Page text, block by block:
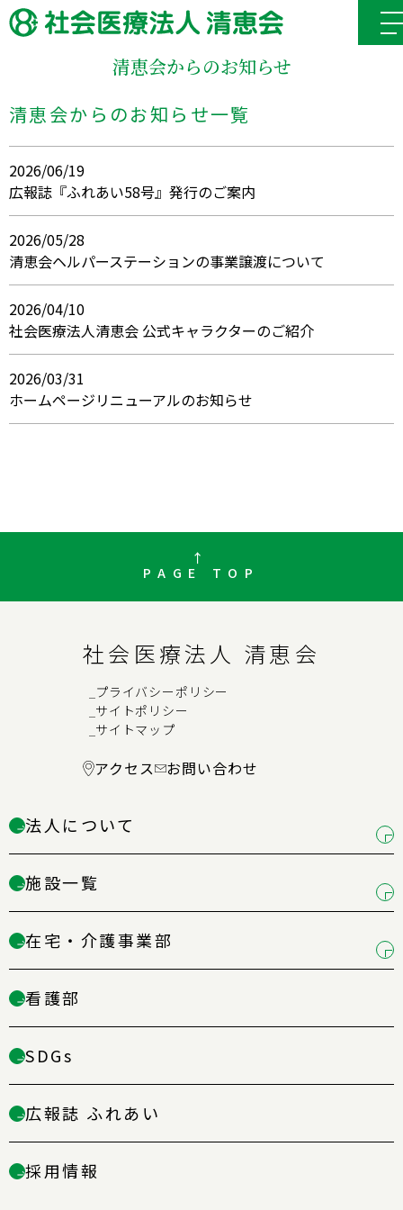
清恵会からのお知らせ
清恵会からのお知らせ一覧
広報誌『ふれあい58号』発行のご案内
2026/06/19
清恵会ヘルパーステーションの事業譲渡について
2026/05/28
社会医療法人清恵会 公式キャラクターのご紹介
2026/04/10
ホームページリニューアルのお知らせ
2026/03/31
PAGE TOP
社会医療法人 清恵会
→
プライバシーポリシー
→
サイトポリシー
→
サイトマップ
アクセス お問い合わせ
→
法人について
→
施設一覧
→
在宅・介護事業部
→
看護部
→
SDGs
→
広報誌 ふれあい
→
採用情報